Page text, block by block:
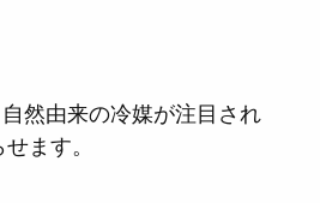
ます。